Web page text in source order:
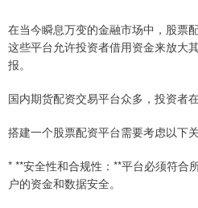
在当今瞬息万变的金融市场中，股票
这些平台允许投资者借用资金来放大
报。
国内期货配资交易平台众多，投资者
搭建一个股票配资平台需要考虑以下
* **安全性和合规性：**平台必须符合
户的资金和数据安全。